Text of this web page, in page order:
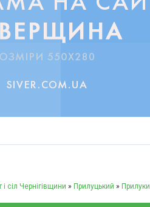
і сіл Чернігівщини » Прилуцький » Прилуки